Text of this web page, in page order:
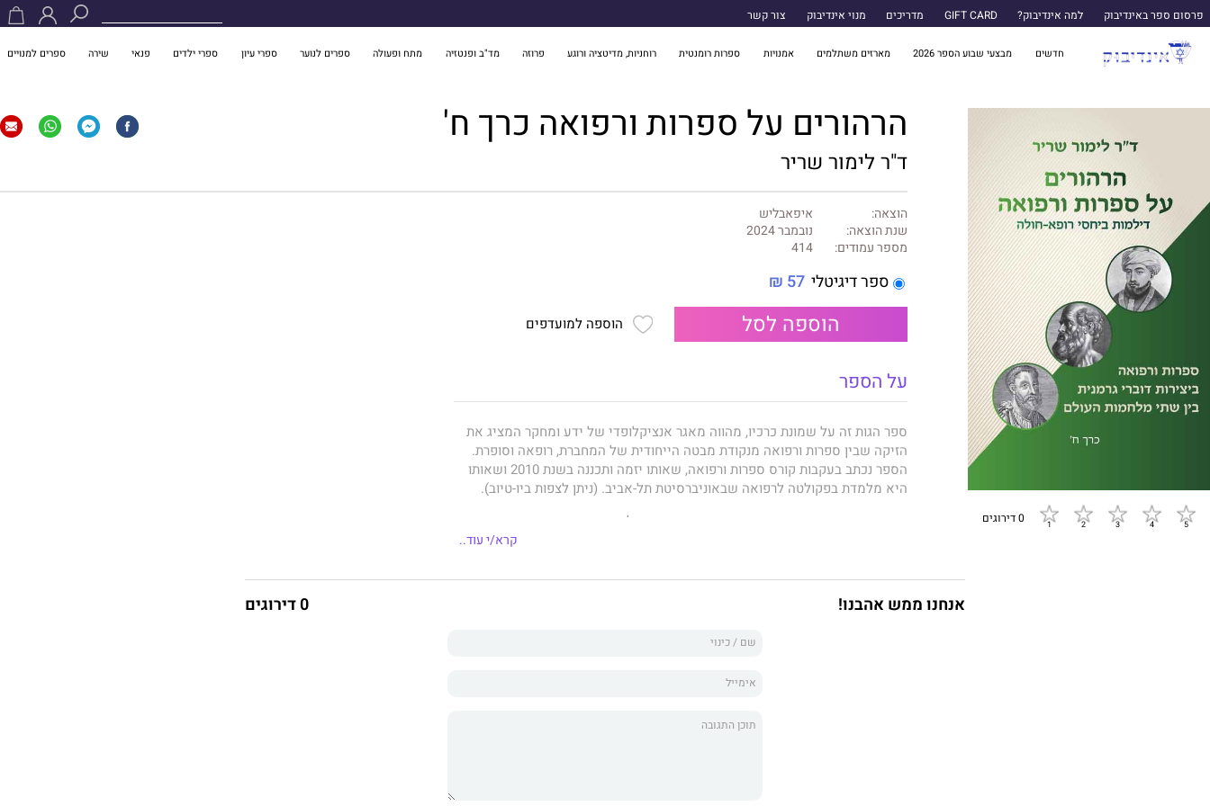
פרסום ספר באינדיבוק למה אינדיבוק? GIFT CARD מדריכים מנוי אינדיבוק צור קשר
חדשים מבצעי שבוע הספר 2026 מארזים משתלמים אמנויות ספרות רומנטית רוחניות, מדיטציה ורוגע פרוזה מד"ב ופנטזיה מתח ופעולה ספרים לנוער ספרי עיון ספרי ילדים פנאי שירה ספרים למנויים
0 דירוגים
הרהורים על ספרות ורפואה כרך ח'
ד"ר לימור שריר
הוצאה:
איפאבליש
שנת הוצאה:
נובמבר 2024
מספר עמודים:
414
ספר דיגיטלי 57 ₪
הוספה לסל הוספה למועדפים
על הספר
ספר הגות זה על שמונת כרכיו, מהווה מאגר אנציקלופדי של ידע ומחקר המציג את
הזיקה שבין ספרות ורפואה מנקודת מבטה הייחודית של המחברת, רופאה וסופרת.
הספר נכתב בעקבות קורס ספרות ורפואה, שאותו יזמה ותכננה בשנת 2010 ושאותו
היא מלמדת בפקולטה לרפואה שבאוניברסיטת תל-אביב. (ניתן לצפות ביו-טיוב).
הספר מציג היבטים רפואיים- מדעיים ואתיים משולבים קטעים פואטיים וסוקר
נושאים אלו בעולם העתיק, בקורפוס ההיפוקרטי, בכתבי גלנוס, כמו גם בימי
התפתחותם בתרבות היהודית והעברית ובחוקי המדינה תוך התייחסות לאתיקה
רפואית. בהיבט הרפואי- מדעי כוללת המחברת בספר סקירות היסטוריות של מחלות
שהשפיעו על עולם הספרות וניסיונות לבאר את פשרן בראי התקופה, לצד ניתוח
אספקטים רפואיים וביוטכנולוגים חדשניים. בספר כלולים גם שער נרחב העוסק
בפסיכיאטריה ושער העוסק ברופאים במלחמת העולם השנייה.
הכרך השישי עוסק ברפואה החדשה ודמותו של הרופא בעידן המידע והביוטכנולוגיה
ומתייחס לתגליותיהם של סופרי המדע הדמיוני לדורותיהם. הכרך השביעי מתמקד
קרא/י עוד..
אנחנו ממש אהבנו! 0 דירוגים